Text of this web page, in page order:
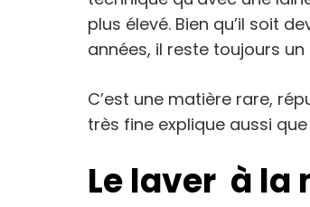
plus élevé. Bien qu’il soit
années, il reste toujours
C’est une matière rare,
très fine explique aussi
Le laver à la